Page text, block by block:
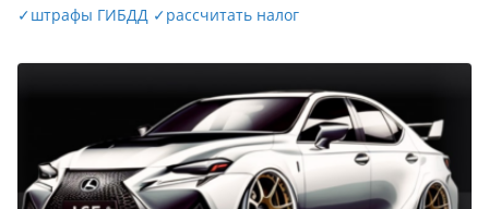
✓штрафы ГИБДД ✓рассчитать налог